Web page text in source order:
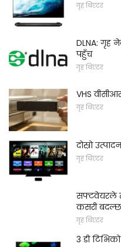
गृह थिएटर
DLNA: गृह
पहुँच
गृह थिएटर
VHS
गृह थिएटर
दोस्रो
गृह थिएटर
सफ्टवेयरले
कसरी बदल्छ
गृह थिएटर
3 डी